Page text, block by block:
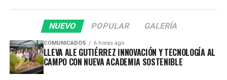
NUEVO POPULAR GALERÍA
COMUNICADOS 6 horas ago
LLEVA ALE GUTIÉRREZ INNOVACIÓN Y TECNOLOGÍA AL
CAMPO CON NUEVA ACADEMIA SOSTENIBLE